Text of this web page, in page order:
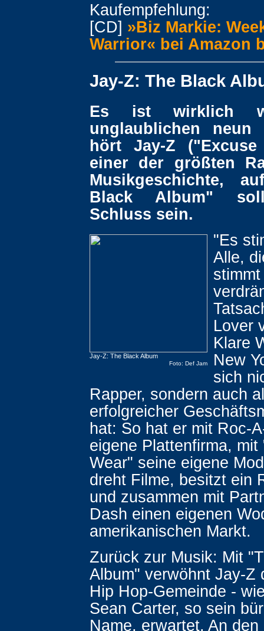
Kaufempfehlung:
[CD] »Biz Markie:
Warrior« bei Amazon
Jay-Z: The Black
Es ist wirklich
unglaublichen neun
hört Jay-Z
einer der größten
Musikgeschichte,
Black Album"
Schluss sein.
Jay-Z: The Black Album
Foto: Def Jam
"Es
Alle,
Lover
Klare
New
sich
Rapper, sondern auch
erfolgreicher
hat: So hat er mit Roc-
eigene Plattenfirma, mit
Wear" seine eigene
dreht Filme, besitzt ein
und zusammen mit
Dash einen eigenen
amerikanischen Markt.
Zurück zur Musik: Mit
Album" verwöhnt Jay-Z
Hip Hop-Gemeinde -
Sean Carter, so sein
Name, erwartet. An den